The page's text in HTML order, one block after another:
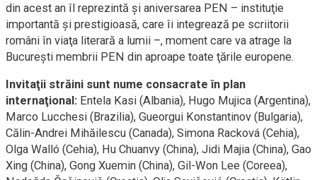
din acest an îl reprezintă şi aniversarea PEN – instituţie
importantă şi prestigioasă, care îi integrează pe scriitorii
români în viaţa literară a lumii –, moment care va atrage la
Bucureşti membrii PEN din aproape toate ţările europene.
Invitaţii străini sunt nume consacrate în plan
internaţional: Entela Kasi (Albania), Hugo Mujica (Argentina),
Marco Lucchesi (Brazilia), Gueorgui Konstantinov (Bulgaria),
Călin-Andrei Mihăilescu (Canada), Simona Racková (Cehia),
Olga Walló (Cehia), Hu Chuanvy (China), Jidi Majia (China), Gao
Xing (China), Gong Xuemin (China), Gil-Won Lee (Coreea),